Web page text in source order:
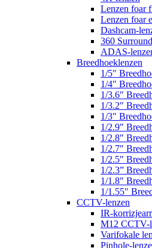
Lenzen foar
Lenzen foar
Dashcam-
360
ADAS-
Breedhoeklenzen
1/5″
1/4″
1/3.6″
1/3.2″
1/3″
1/2.9″
1/2.8″
1/2.7″
1/2.5″
1/2.3”
1/1.8″
1/1.55″
CCTV-lenzen
IR-
M12 CCTV-
Varifokale
Pinhole-